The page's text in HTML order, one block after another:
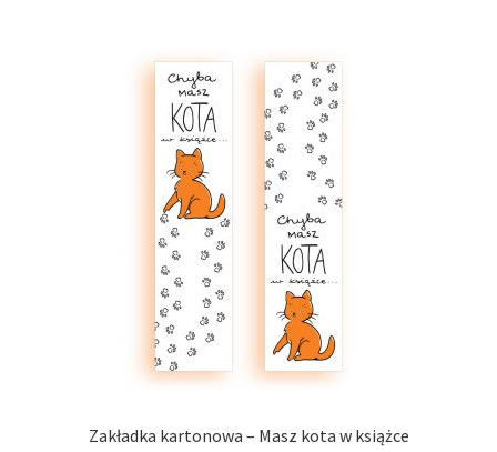
Zakładka kartonowa – Masz kota w książce